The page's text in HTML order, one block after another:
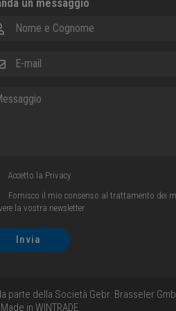
e Cognome
Accetto la Privacy
Fornisco il mio consenso al trattamento dei
la vostra newsletter
Invia
della Società Gebr. Brasseler
in WINTRADE